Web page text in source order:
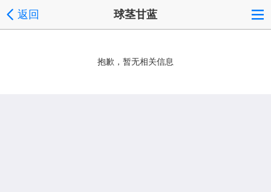
返回 球茎甘蓝
抱歉，暂无相关信息